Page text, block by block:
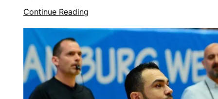
Continue Reading